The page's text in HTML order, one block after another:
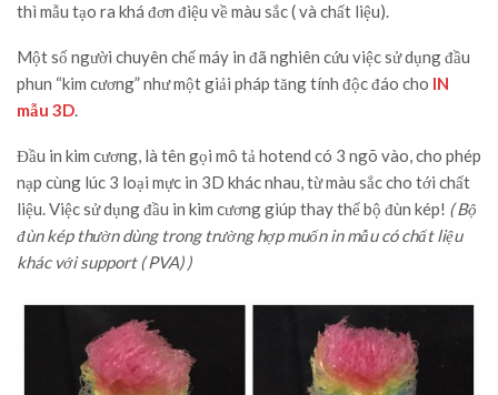
thì mẫu tạo ra khá đơn điệu về màu sắc ( và chất liệu).
Một số người chuyên chế máy in đã nghiên cứu việc sử dụng đầu
phun “kim cương” như một giải pháp tăng tính độc đáo cho IN
mẫu 3D.
Đầu in kim cương, là tên gọi mô tả hotend có 3 ngõ vào, cho phép
nạp cùng lúc 3 loại mực in 3D khác nhau, từ màu sắc cho tới chất
liệu. Việc sử dụng đầu in kim cương giúp thay thế bộ đùn kép! ( Bộ
đùn kép thườn dùng trong trường hợp muốn in mẫu có chất liệu
khác với support ( PVA) )